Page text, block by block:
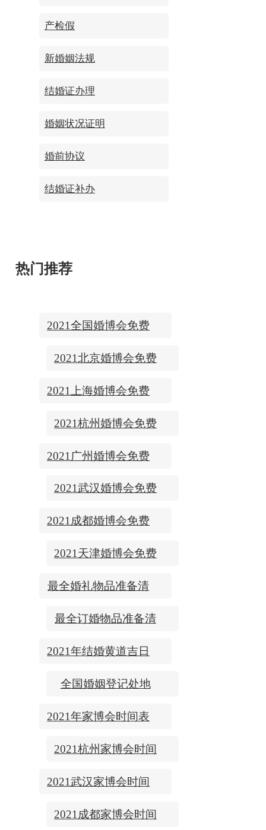
产检假
新婚姻法规
结婚证办理
婚姻状况证明
婚前协议
结婚证补办
热门推荐
2021全国婚博会免费
门票
2021北京婚博会免费
门票
2021上海婚博会免费
门票
2021杭州婚博会免费
门票
2021广州婚博会免费
门票
2021武汉婚博会免费
门票
2021成都婚博会免费
门票
2021天津婚博会免费
门票
最全婚礼物品准备清
单
最全订婚物品准备清
单
2021年结婚黄道吉日
全国婚姻登记处地
址/上下时间
2021年家博会时间表
2021杭州家博会时间
表
2021武汉家博会时间
表
2021成都家博会时间